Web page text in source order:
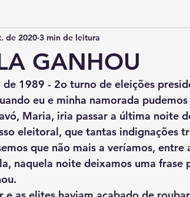
GANHOU
de 2020 3 min de leitura
eu e minha namorada
Maria, iria passar a última noite
eleitoral, que tantas indignações
que não mais a veríamos, entre
naquela noite deixamos uma frase